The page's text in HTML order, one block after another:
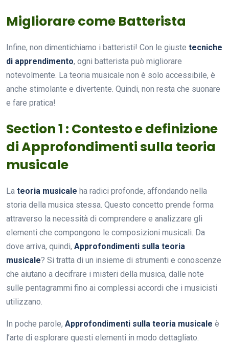
Migliorare come Batterista
Infine, non dimentichiamo i batteristi! Con le giuste tecniche
di apprendimento, ogni batterista può migliorare
notevolmente. La teoria musicale non è solo accessibile, è
anche stimolante e divertente. Quindi, non resta che suonare
e fare pratica!
Section 1 : Contesto e definizione
di Approfondimenti sulla teoria
musicale
La teoria musicale ha radici profonde, affondando nella
storia della musica stessa. Questo concetto prende forma
attraverso la necessità di comprendere e analizzare gli
elementi che compongono le composizioni musicali. Da
dove arriva, quindi, Approfondimenti sulla teoria
musicale? Si tratta di un insieme di strumenti e conoscenze
che aiutano a decifrare i misteri della musica, dalle note
sulle pentagrammi fino ai complessi accordi che i musicisti
utilizzano.
In poche parole, Approfondimenti sulla teoria musicale è
l’arte di esplorare questi elementi in modo dettagliato.